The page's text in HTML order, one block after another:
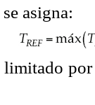
asigna:
limitado